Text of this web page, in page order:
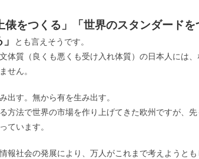
俵をつくる」「世界のスタンダード
とも言えそうです。
体質（良くも悪くも受け入れ体質）の日本人には
せん。
出す。無から有を生み出す。
方法で世界の市場を作り上げてきた欧州ですが、
ています。
報社会の発展により、万人がこれまで考えようと